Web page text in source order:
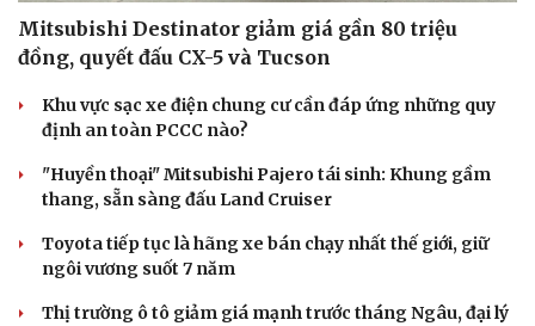
Mitsubishi Destinator giảm giá gần 80 triệu
đồng, quyết đấu CX-5 và Tucson
Khu vực sạc xe điện chung cư cần đáp ứng những quy
định an toàn PCCC nào?
"Huyền thoại" Mitsubishi Pajero tái sinh: Khung gầm
thang, sẵn sàng đấu Land Cruiser
Toyota tiếp tục là hãng xe bán chạy nhất thế giới, giữ
ngôi vương suốt 7 năm
Thị trường ô tô giảm giá mạnh trước tháng Ngâu, đại lý